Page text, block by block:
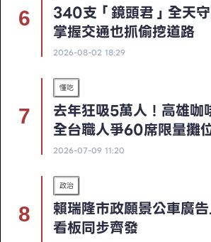
340支「鏡頭君」全天
掌握交通也抓偷挖道路
2026-08-02 18:29
懂吃
去年狂吸5萬人！高雄咖
全台職人爭60席限量攤
2026-07-09 11:20
政治
賴瑞隆市政願景公車廣
看板同步齊發